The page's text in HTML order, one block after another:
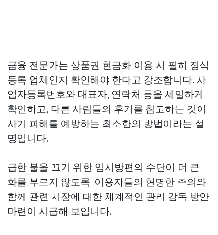
금융 전문가는 상품권 현금화 이용 시 필히 정식
등록 업체인지 확인해야 한다고 강조합니다. 사
업자등록번호와 대표자, 연락처 등을 세밀하게
확인하고, 다른 사람들의 후기를 참고하는 것이
사기 피해를 예방하는 최소한의 방법이라는 설
명입니다.
급한 불을 끄기 위한 임시방편의 수단이 더 큰
화를 부르지 않도록, 이용자들의 현명한 주의와
함께 관련 시장에 대한 체계적인 관리 감독 방안
마련이 시급해 보입니다.